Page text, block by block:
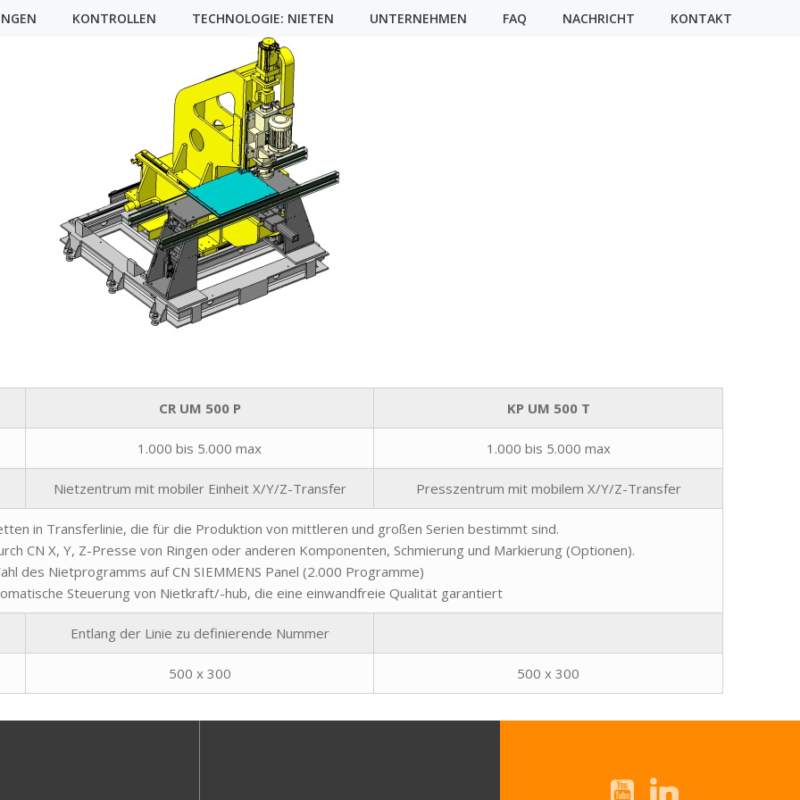
KONTROLLEN TECHNOLOGIE: NIETEN UNTERNEHMEN FAQ NACHRICHT KONTAKT
CR UM 500 P KP UM 500 T
1.000 bis 5.000 max 1.000 bis 5.000 max
Nietzentrum mit mobiler Einheit X/Y/Z-Transfer Presszentrum mit mobilem X/Y/Z-Transfer
in Transferlinie, die für die Produktion von mittleren und großen Serien bestimmt sind.
CN X, Y, Z-Presse von Ringen oder anderen Komponenten, Schmierung und Markierung (Optionen).
des Nietprogramms auf CN SIEMMENS Panel (2.000 Programme)
Steuerung von Nietkraft/-hub, die eine einwandfreie Qualität garantiert
Entlang der Linie zu definierende Nummer
500 x 300 500 x 300